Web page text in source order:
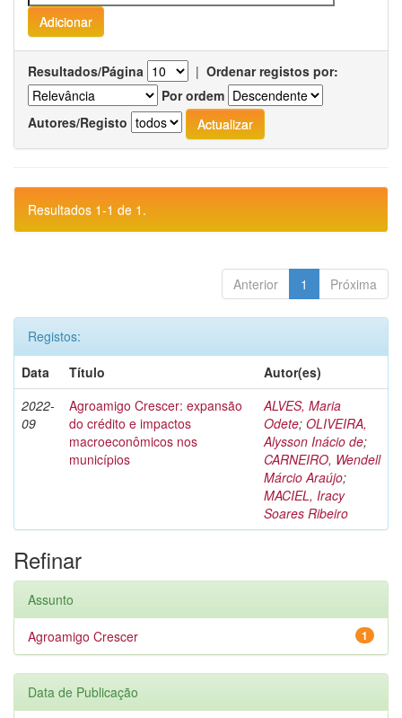
Resultados/Página | Ordenar registos por:
Por ordem
Autores/Registo
Resultados 1-1 de 1.
Anterior 1 Próxima
Registos:
Data
Título
Autor(es)
2022-
09
Agroamigo Crescer: expansão
do crédito e impactos
macroeconômicos nos
municípios
ALVES, Maria
Odete; OLIVEIRA,
Alysson Inácio de;
CARNEIRO, Wendell
Márcio Araújo;
MACIEL, Iracy
Soares Ribeiro
Refinar
Assunto
1
Agroamigo Crescer
Data de Publicação